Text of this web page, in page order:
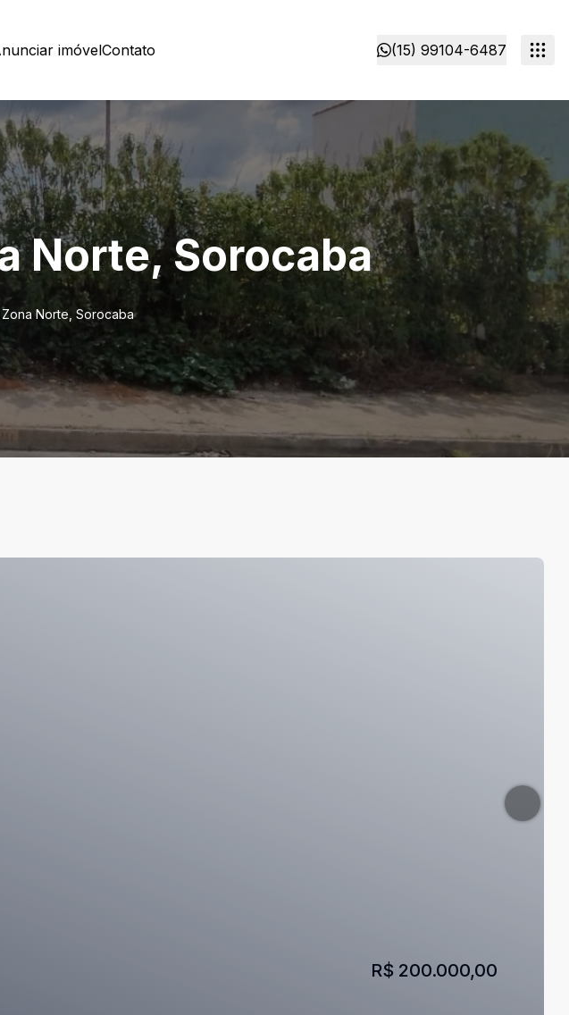
imóvelContato (15) 99104-6487
Norte, Sorocaba
Norte, Sorocaba
R$ 200.000,00